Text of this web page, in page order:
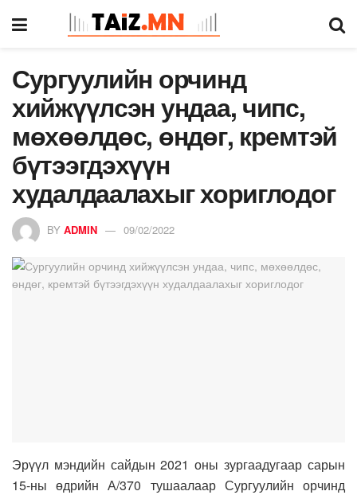
Сургуулийн орчинд
хийжүүлсэн ундаа, чипс,
мөхөөлдөс, өндөг, кремтэй
бүтээгдэхүүн
худалдаалахыг хориглодог
BY ADMIN 09/02/2022
Эрүүл мэндийн сайдын 2021 оны зургаадугаар сарын
15-ны өдрийн А/370 тушаалаар Сургуулийн орчинд